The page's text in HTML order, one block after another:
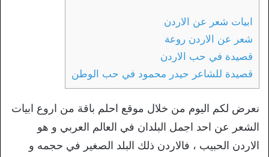
ابيات شعر عن الاردن
شعر عن الاردن روعة
قصيدة في حب الاردن
قصيدة للشاعر حيدر محمود في حب الوطن
نعرض لكم اليوم من خلال موقع احلم باقة من اروع ابيات
الشعر عن احد اجمل البلدان في العالم العربي و هو
الاردن الحبيب ، فالاردن ذلك البلد الصغير في حجمه و